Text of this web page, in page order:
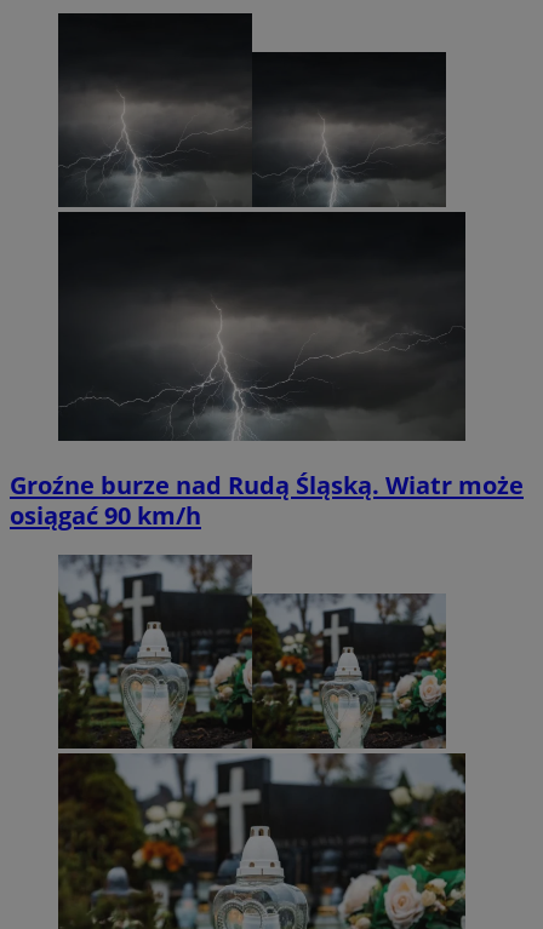
Groźne burze nad Rudą Śląską. Wiatr może
osiągać 90 km/h